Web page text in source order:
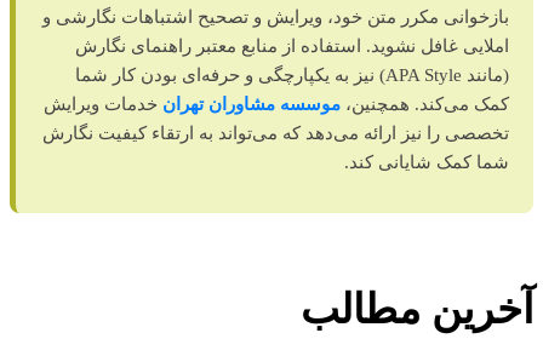
بازخوانی مکرر متن خود، ویرایش و تصحیح اشتباهات نگارشی و
املایی غافل نشوید. استفاده از منابع معتبر راهنمای نگارش
(مانند APA Style) نیز به یکپارچگی و حرفه‌ای بودن کار شما
کمک می‌کند. همچنین، موسسه مشاوران تهران خدمات ویرایش
تخصصی را نیز ارائه می‌دهد که می‌تواند به ارتقاء کیفیت نگارش
شما کمک شایانی کند.
آخرین مطالب